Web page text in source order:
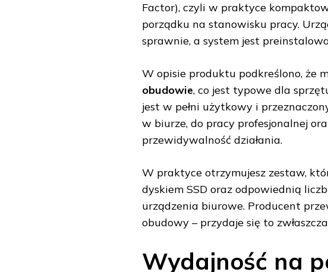
Factor), czyli w praktyce
porządku na stanowisku pracy.
sprawnie, a system jest
W opisie produktu podkreślono, że
obudowie, co jest typowe dla
jest w pełni użytkowy i
w biurze, do pracy profesjonalnej
przewidywalność działania.
W praktyce otrzymujesz zestaw,
dyskiem SSD oraz odpowiednią
urządzenia biurowe. Producent
obudowy – przydaje się to
Wydajność na